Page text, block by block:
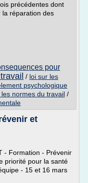
précédentes dont
la réparation des
pour
/ loi sur les
psychologique
normes du travail /
et
- Formation - Prévenir
priorité pour la santé
- 15 et 16 mars